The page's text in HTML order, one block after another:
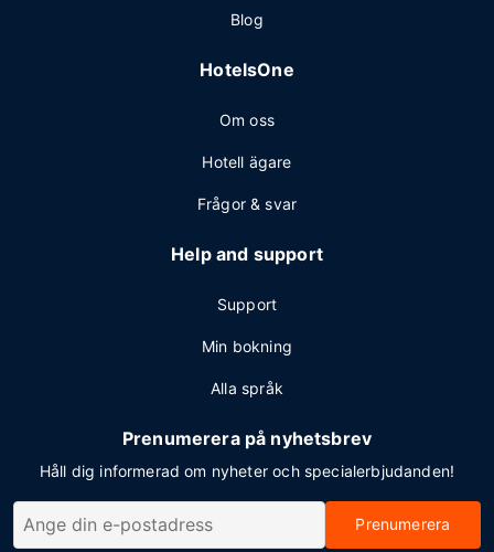
Blog
HotelsOne
Om oss
Hotell ägare
Frågor & svar
Help and support
Support
Min bokning
Alla språk
Prenumerera på nyhetsbrev
Håll dig informerad om nyheter och specialerbjudanden!
Prenumerera